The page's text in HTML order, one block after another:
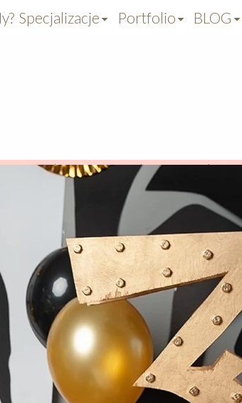
Specjalizacje Portfolio BLOG
Roczek>Sesja urodzinowa